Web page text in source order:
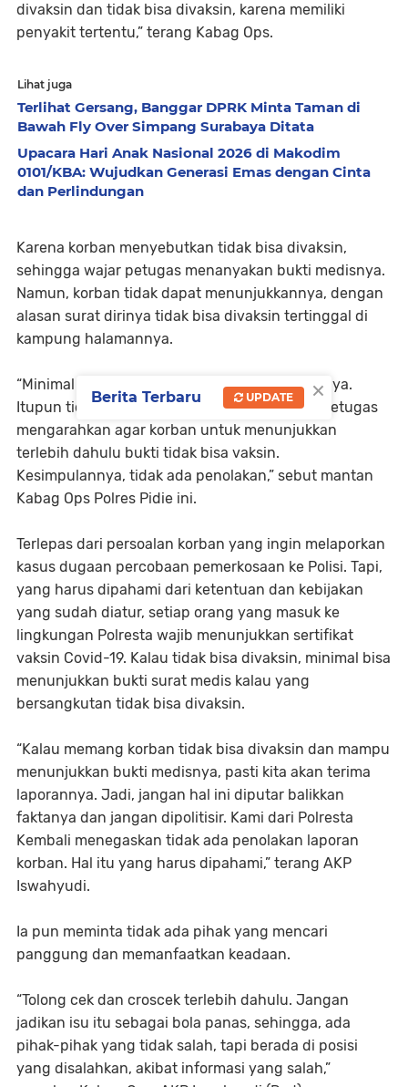
divaksin dan tidak bisa divaksin, karena memiliki
penyakit tertentu,” terang Kabag Ops.
Lihat juga
Terlihat Gersang, Banggar DPRK Minta Taman di
Bawah Fly Over Simpang Surabaya Ditata
Upacara Hari Anak Nasional 2026 di Makodim
0101/KBA: Wujudkan Generasi Emas dengan Cinta
dan Perlindungan
Karena korban menyebutkan tidak bisa divaksin,
sehingga wajar petugas menanyakan bukti medisnya.
Namun, korban tidak dapat menunjukkannya, dengan
alasan surat dirinya tidak bisa divaksin tertinggal di
kampung halamannya.
“Minimal korban bisa menunjukkan bukti fotonya.
Itupun tidak bisa ditunjukkannya. Sehingga, petugas
mengarahkan agar korban untuk menunjukkan
terlebih dahulu bukti tidak bisa vaksin.
Kesimpulannya, tidak ada penolakan,” sebut mantan
Kabag Ops Polres Pidie ini.
Terlepas dari persoalan korban yang ingin melaporkan
kasus dugaan percobaan pemerkosaan ke Polisi. Tapi,
yang harus dipahami dari ketentuan dan kebijakan
yang sudah diatur, setiap orang yang masuk ke
lingkungan Polresta wajib menunjukkan sertifikat
vaksin Covid-19. Kalau tidak bisa divaksin, minimal bisa
menunjukkan bukti surat medis kalau yang
bersangkutan tidak bisa divaksin.
“Kalau memang korban tidak bisa divaksin dan mampu
menunjukkan bukti medisnya, pasti kita akan terima
laporannya. Jadi, jangan hal ini diputar balikkan
faktanya dan jangan dipolitisir. Kami dari Polresta
Kembali menegaskan tidak ada penolakan laporan
korban. Hal itu yang harus dipahami,” terang AKP
Iswahyudi.
Ia pun meminta tidak ada pihak yang mencari
panggung dan memanfaatkan keadaan.
“Tolong cek dan croscek terlebih dahulu. Jangan
jadikan isu itu sebagai bola panas, sehingga, ada
pihak-pihak yang tidak salah, tapi berada di posisi
yang disalahkan, akibat informasi yang salah,”
×
Berita Terbaru UPDATE